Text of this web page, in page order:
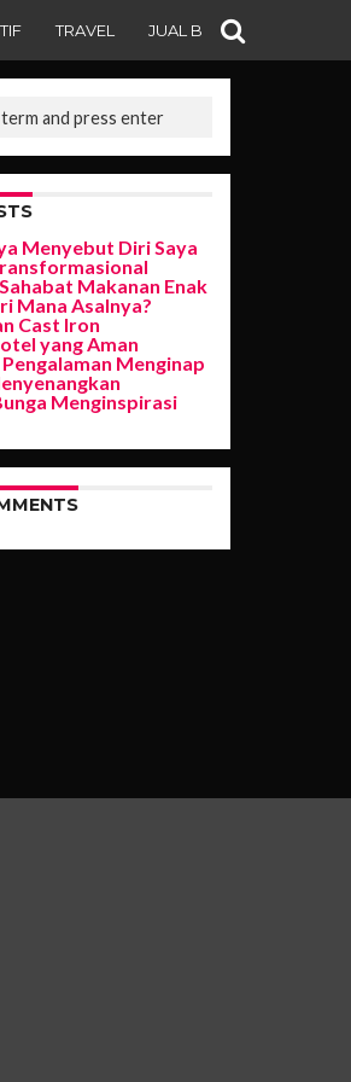
TRAVEL JUAL BELI
Menyebut Diri Saya
Makanan Enak
Mana Asalnya?
Cast Iron
yang Aman
Menginap
Menginspirasi